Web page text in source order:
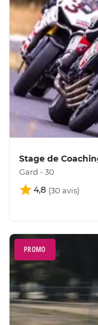
Stage de
Gard - 30
4,8
PROMO